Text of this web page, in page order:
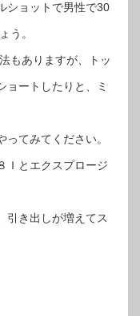
ショットで男性で30
う。
もありますが、トッ
ョートしたりと、ミ
てみてください。
Ｉとエクスプロージ
引き出しが増えてス